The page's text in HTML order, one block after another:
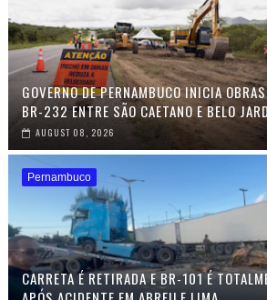
GOVERNO DE PERNAMBUCO INICIA
BR-232 ENTRE SÃO CAETANO E BELO
AUGUST 08, 2026
Pernambuco
CARRETA É RETIRADA E BR-101 É